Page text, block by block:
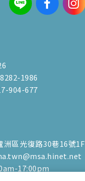
1986
904-677
洲區光復路30巷16號1F
17:00pm